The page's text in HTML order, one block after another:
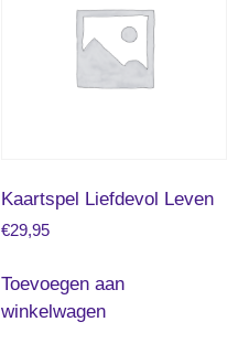
Kaartspel Liefdevol Leven
€29,95
Toevoegen aan
winkelwagen